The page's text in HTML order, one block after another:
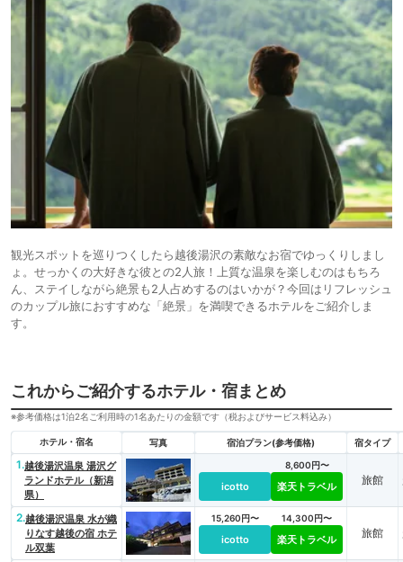
観光スポットを巡りつくしたら越後湯沢の素敵なお宿でゆっくりしまし
ょ。せっかくの大好きな彼との2人旅！上質な温泉を楽しむのはもちろ
ん、ステイしながら絶景も2人占めするのはいかが？今回はリフレッシュ
のカップル旅におすすめな「絶景」を満喫できるホテルをご紹介しま
す。
これからご紹介するホテル・宿まとめ
※参考価格は1泊2名ご利用時の1名あたりの金額です（税およびサービス料込み）
ホテル・宿名 写真 宿泊プラン(参考価格) 宿タイプ
1.越後湯沢温泉 湯沢グ
ランドホテル（新潟
県）
icotto
8,600円〜
楽天トラベル 旅館
2.越後湯沢温泉 水が織
りなす越後の宿 ホテ
ル双葉
15,260円〜
icotto
14,300円〜
楽天トラベル 旅館